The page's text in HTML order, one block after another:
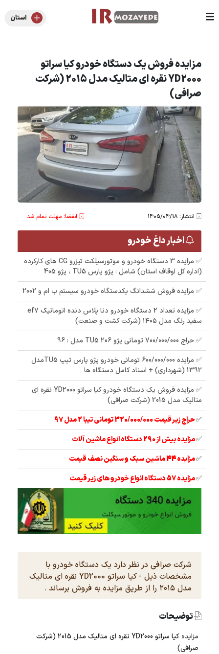
استان
مزایده فروش یک دستگاه خودرو کیا سراتو
YD2000 نقره ای متالیک مدل 2015 (شرکت
صرافی)
انتشار: 1405/04/18 انقضا: مهلت تمام شد
اخبار داغ خودرو
✅ مزایده 3 دستگاه خودرو و موتورسیلکت تیزرو CG های کارکرده
(اداره کل اوقاف استان) شامل : پژو پارس TU5 ، پژو 405
✅ مزایده فروش ششدانگ یکدستگاه خودرو سیستم ب ام و 2002
✅ مزایده تعداد 2 دستگاه خودرو دنا پلاس دنده اتوماتیک ef7
سفید رنگ مدل ۱۴۰۵ (شرکت کشت و صنعت)
✅ حراج 700/000/000 تومانی پژو 206 TU5 مدل : 96
✅ مزایده 600/000/000 تومانی خودرو پژو پارس تیپ TU5مدل
1392 (شهرداری) + اسناد کامل دستگاه ها
✅ مزایده فروش یک دستگاه خودرو کیا سراتو YD2000 نقره ای
متالیک مدل 2015 (شرکت صرافی)
✅حراج زیر قیمت 320/000/000 تومانی تیبا 2 مدل 97
✅مزایده بیش از 290 دستگاه انواع ماشین آلات
✅مزایده 44 ماشین سبک و سنگین نصف قیمت
✅مزایده 57 دستگاه انواع خودرو های زیر قیمت
شرکت صرافی در نظر دارد یک دستگاه خودرو با
مشخصات ذیل - کیا سراتو YD2000 نقره ای متالیک
مدل ۲۰۱۵ را از طریق مزایده به فروش برساند .
توضیحات
مزایده
کیا سراتو YD2000 نقره ای متالیک مدل 2015 (شرکت
صرافی)